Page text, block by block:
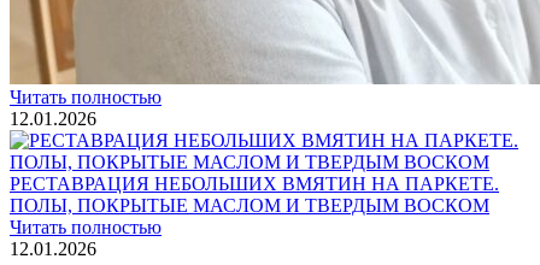
ПОЛЫ, ПОКРЫТЫЕ МАСЛОМ. РЕСТАВРАЦИЯ
НЕБОЛЬШИХ ПОТЕРТОСТЕЙ
Читать полностью
12.01.2026
РЕСТАВРАЦИЯ НЕБОЛЬШИХ ВМЯТИН НА ПАРКЕТЕ.
ПОЛЫ, ПОКРЫТЫЕ МАСЛОМ И ТВЕРДЫМ ВОСКОМ
Читать полностью
12.01.2026